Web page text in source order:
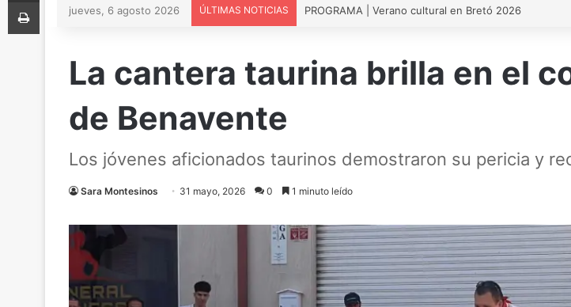
jueves, 6 agosto 2026 ÚLTIMAS NOTICIAS
La cantera taurina brilla en el
de Benavente
Los jóvenes aficionados taurinos demostraron su pericia y
Sara Montesinos 31 mayo, 2026 0 1 minuto leído